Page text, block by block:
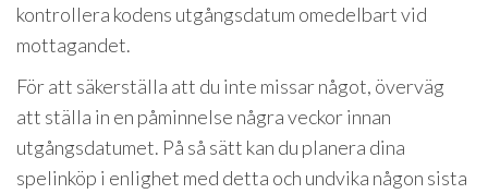
kontrollera kodens utgångsdatum omedelbart vid
mottagandet.
För att säkerställa att du inte missar något, överväg
att ställa in en påminnelse några veckor innan
utgångsdatumet. På så sätt kan du planera dina
spelinköp i enlighet med detta och undvika någon sista